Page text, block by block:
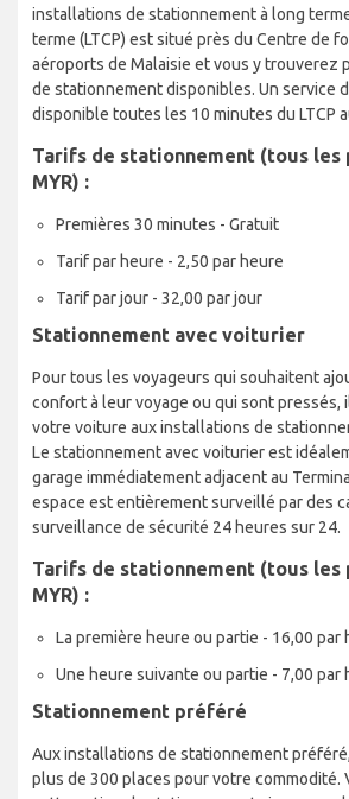
installations de stationnement à long
terme (LTCP) est situé près du Centre de
aéroports de Malaisie et vous y trouverez
de stationnement disponibles. Un service
disponible toutes les 10 minutes du LTCP
Tarifs de stationnement (tous les
MYR) :
Premières 30 minutes - Gratuit
Tarif par heure - 2,50 par heure
Tarif par jour - 32,00 par jour
Stationnement avec voiturier
Pour tous les voyageurs qui souhaitent
confort à leur voyage ou qui sont
votre voiture aux installations de
Le stationnement avec voiturier est
garage immédiatement adjacent au
espace est entièrement surveillé par des
surveillance de sécurité 24 heures sur 24.
Tarifs de stationnement (tous les
MYR) :
La première heure ou partie - 16,00 par
Une heure suivante ou partie - 7,00 par
Stationnement préféré
Aux installations de stationnement
plus de 300 places pour votre commodité.